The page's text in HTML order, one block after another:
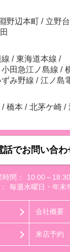
野辺本町 / 立野台
/ 東海道本線 /
小田急江ノ島線 /
み野線 / 江ノ島
/ 橋本 / 北茅ケ崎 /
話でお問い合わ
間：
10:00～18:30
毎週水曜日・年末
会社概要
来店予約